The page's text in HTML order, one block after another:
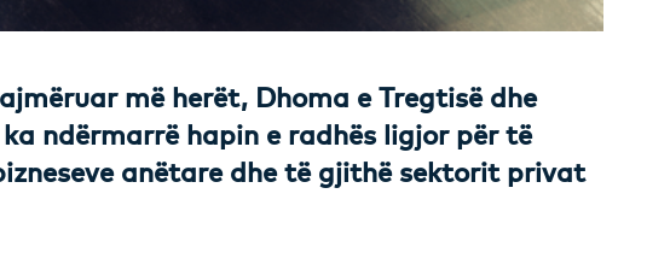
më herët, Dhoma e Tregtisë dhe
ndërmarrë hapin e radhës ligjor për të
anëtare dhe të gjithë sektorit privat